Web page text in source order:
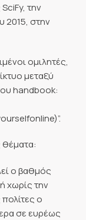
την
2015, στην
ομιλητές,
μεταξύ
handbook:
θέματα:
ο βαθμός
χωρίς την
ο
σε ευρέως